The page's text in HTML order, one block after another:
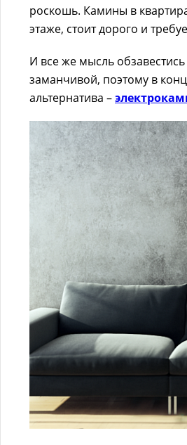
роскошь. Камины в
этаже, стоит дорого и
И все же мысль
заманчивой, поэтому в
альтернатива –